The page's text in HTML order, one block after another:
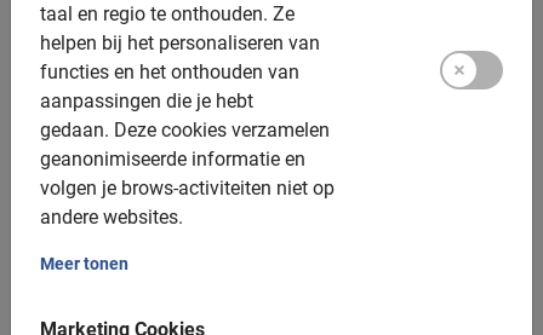
taal en regio te onthouden. Ze
helpen bij het personaliseren van
functies en het onthouden van
aanpassingen die je hebt
gedaan. Deze cookies verzamelen
geanonimiseerde informatie en
volgen je brows-activiteiten niet op
andere websites.
Meer tonen
Marketing Cookies
Inclusief:
Gebruik van de fiets
De Nederlandse gids
Een top ervaring!
Fotomomenten
Extra opties:
Kinderfietsen: v.a. 8 jaar (20 en 24 inch)